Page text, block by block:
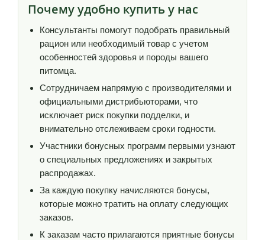
Почему удобно купить у нас
Консультанты помогут подобрать правильный
рацион или необходимый товар с учетом
особенностей здоровья и породы вашего
питомца.
Сотрудничаем напрямую с производителями и
официальными дистрибьюторами, что
исключает риск покупки подделки, и
внимательно отслеживаем сроки годности.
Участники бонусных программ первыми узнают
о специальных предложениях и закрытых
распродажах.
За каждую покупку начисляются бонусы,
которые можно тратить на оплату следующих
заказов.
К заказам часто прилагаются приятные бонусы